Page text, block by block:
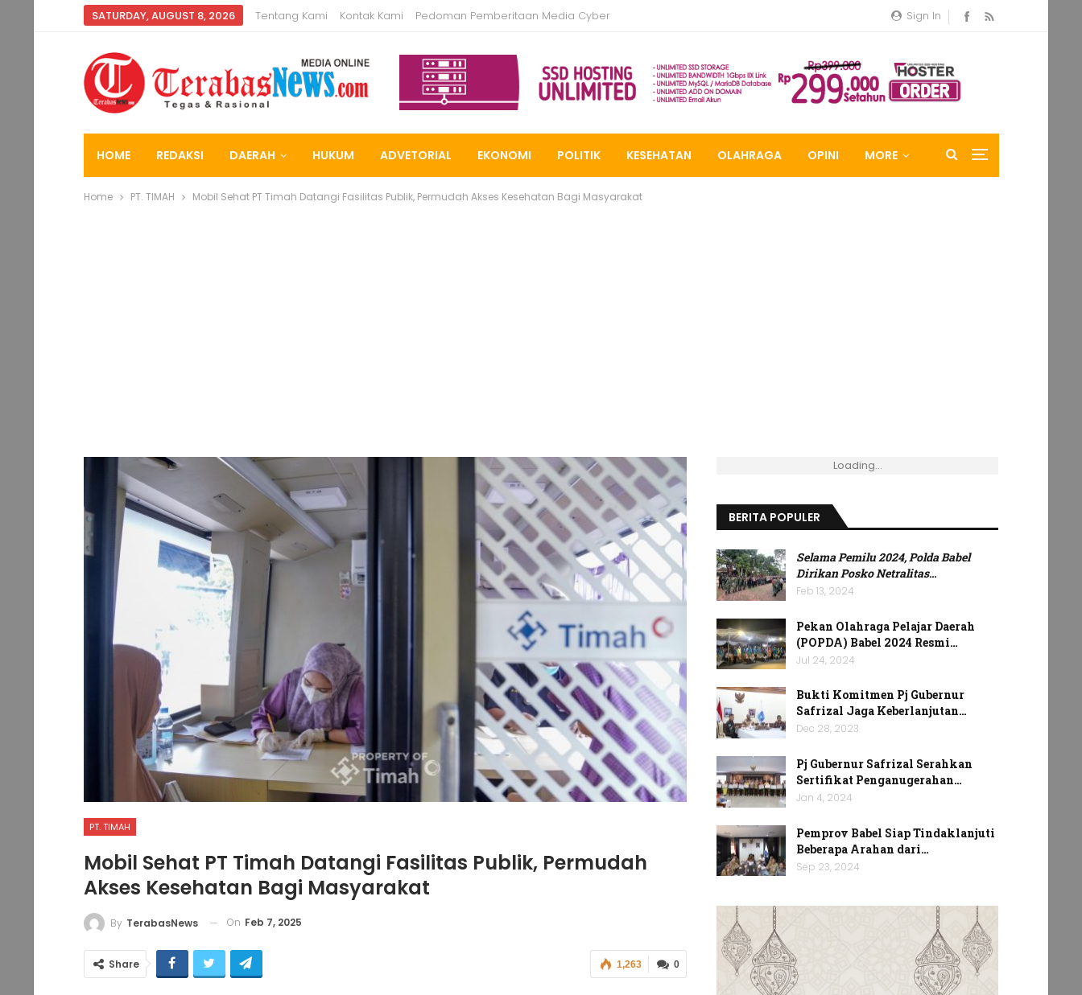
Sign In
SATURDAY, AUGUST 8, 2026 Tentang Kami Kontak Kami Pedoman Pemberitaan Media Cyber
HOME REDAKSI DAERAH HUKUM ADVETORIAL EKONOMI POLITIK KESEHATAN OLAHRAGA OPINI MORE
Home PT. TIMAH Mobil Sehat PT Timah Datangi Fasilitas Publik, Permudah Akses Kesehatan Bagi Masyarakat
PT. TIMAH
Mobil Sehat PT Timah Datangi Fasilitas Publik, Permudah
Akses Kesehatan Bagi Masyarakat
By TerabasNews On Feb 7, 2025
0
1,263
Share
Loading...
BERITA POPULER
Selama Pemilu 2024, Polda Babel
Dirikan Posko Netralitas…
Feb 13, 2024
Pekan Olahraga Pelajar Daerah
(POPDA) Babel 2024 Resmi…
Jul 24, 2024
Bukti Komitmen Pj Gubernur
Safrizal Jaga Keberlanjutan…
Dec 28, 2023
Pj Gubernur Safrizal Serahkan
Sertifikat Penganugerahan…
Jan 4, 2024
Pemprov Babel Siap Tindaklanjuti
Beberapa Arahan dari…
Sep 23, 2024